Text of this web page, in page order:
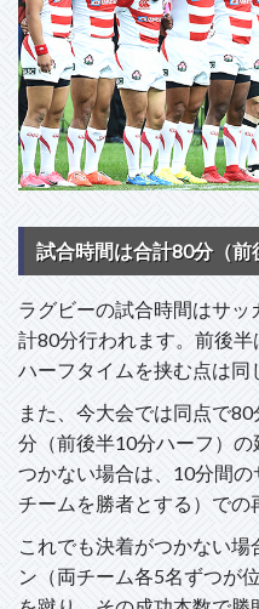
試合時間は合計80分（前
ラグビーの試合時間はサ
計80分行われます。前後
ハーフタイムを挟む点は同
また、今大会では同点で
分（前後半10分ハーフ）
つかない場合は、10分間
チームを勝者とする）での
これでも決着がつかない
ン（両チーム各5名ずつが